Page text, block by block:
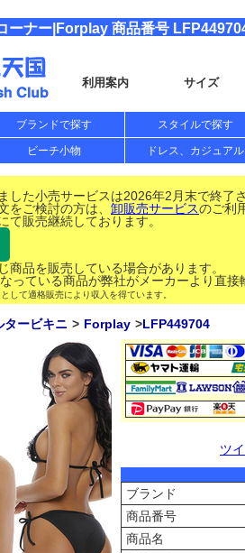
ーナー|Forplay 商品番号
利用案内 サイズ
ブランドで探す スタイルで探す
ビーチ小物 ドレス、カジュアル
した小売サービスは2026年2月末で終了
をご検討の方は、 卸販売サービスのご利
て販売継続しております。
商品を販売している場合があります。
っている商品が弊社がメーカーより直
して適格販売により収入を得ています。
タービキニ Forplay LFP449704
ツ
ブランド
商品番号
商品名